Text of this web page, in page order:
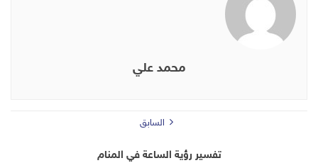
محمد علي
السابق
تفسير رؤية الساعة في المنام